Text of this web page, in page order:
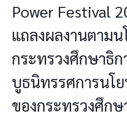
Power Festival
แถลงผลงานตามน
กระทรวงศึกษาธิก
บูธนิทรรศการนโ
ของกระทรวงศึกษ